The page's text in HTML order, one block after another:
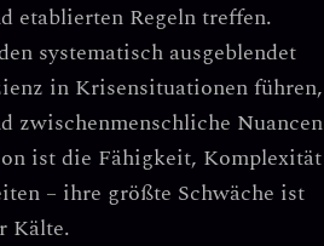
etablierten Regelntreffen.
systematisch ausgeblendet
in Krisensituationenführen,
zwischenmenschliche Nuancen
ist die Fähigkeit, Komplexität
– ihre größte Schwäche ist
Kälte.